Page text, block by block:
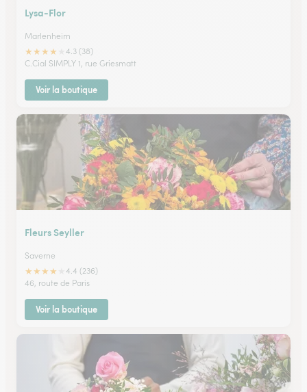
Lysa-Flor
Marlenheim
★★★★
4.3 (38)
C.Cial SIMPLY 1, rue Griesmatt
Voir la boutique
Fleurs Seyller
Saverne
★★★★
4.4 (236)
46, route de Paris
Voir la boutique